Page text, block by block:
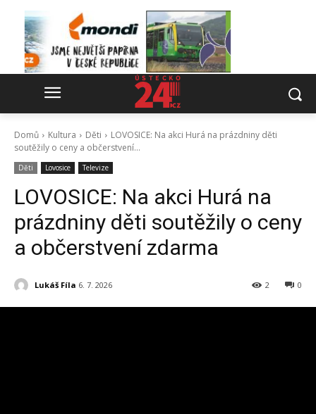
Domů Kultura Děti
LOVOSICE: Na akci Hurá na prázdniny děti
soutěžily o ceny a občerstvení...
Děti Lovosice Televize
LOVOSICE: Na akci Hurá na
prázdniny děti soutěžily o ceny
a občerstvení zdarma
Lukáš Fíla 6. 7. 2026 0
2